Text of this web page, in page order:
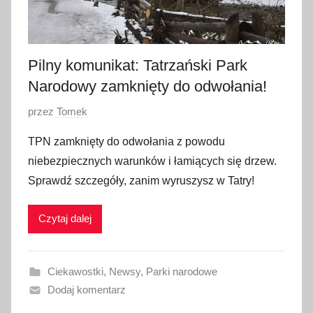
Pilny komunikat: Tatrzański Park
Narodowy zamknięty do odwołania!
O
u
b
l
i
a
n
przez Tomek
TPN zamknięty do odwołania z powodu
niebezpiecznych warunków i łamiących się drzew.
Sprawdź szczegóły, zanim wyruszysz w Tatry!
Czytaj dalej
Ciekawostki, Newsy, Parki narodowe
Dodaj komentarz